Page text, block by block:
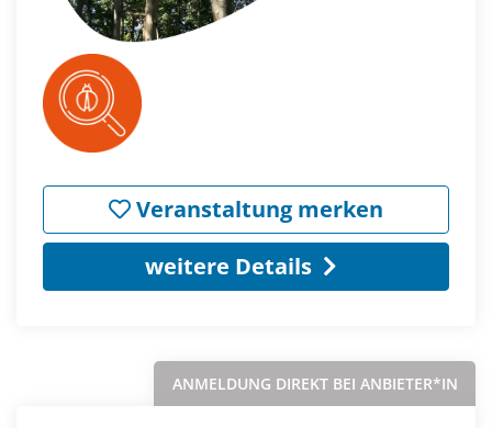
Veranstaltung merken
weitere Details
ANMELDUNG DIREKT BEI ANBIETER*IN